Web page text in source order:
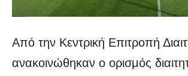
Από την Κεντρική Επιτροπή
ανακοινώθηκαν ο ορισμός